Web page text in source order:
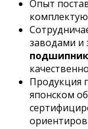
Опыт
заводами и
Продукция
японском